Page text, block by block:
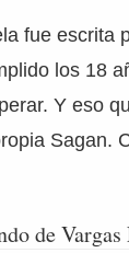
fue escrita
los 18
Y eso
Sagan.
de Vargas